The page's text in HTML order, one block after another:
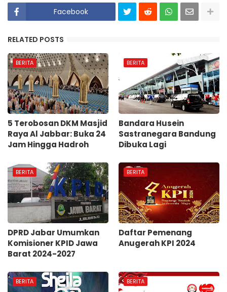
Facebook
RELATED POSTS
BERITA
5 Terobosan DKM Masjid
Raya Al Jabbar: Buka 24
Jam Hingga Hadroh
BERITA
Bandara Husein
Sastranegara Bandung
Dibuka Lagi
BERITA
DPRD Jabar Umumkan
Komisioner KPID Jawa
Barat 2024-2027
BERITA
Daftar Pemenang
Anugerah KPI 2024
BERITA BERITA